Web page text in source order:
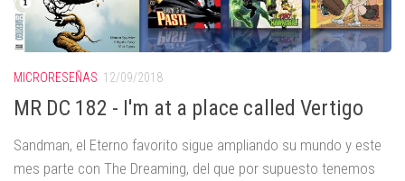
MICRORESEÑAS 12/09/2018
MR DC 182 - I'm at a place called Vertigo
Sandman, el Eterno favorito sigue ampliando su mundo y este
mes parte con The Dreaming, del que por supuesto tenemos